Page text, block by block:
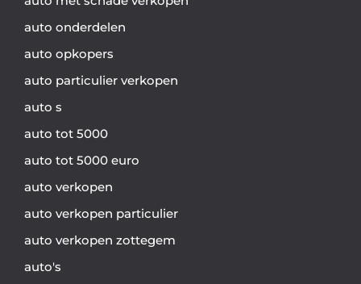
auto onderdelen
auto opkopers
auto particulier verkopen
auto s
auto tot 5000
auto tot 5000 euro
auto verkopen
auto verkopen particulier
auto verkopen zottegem
auto's